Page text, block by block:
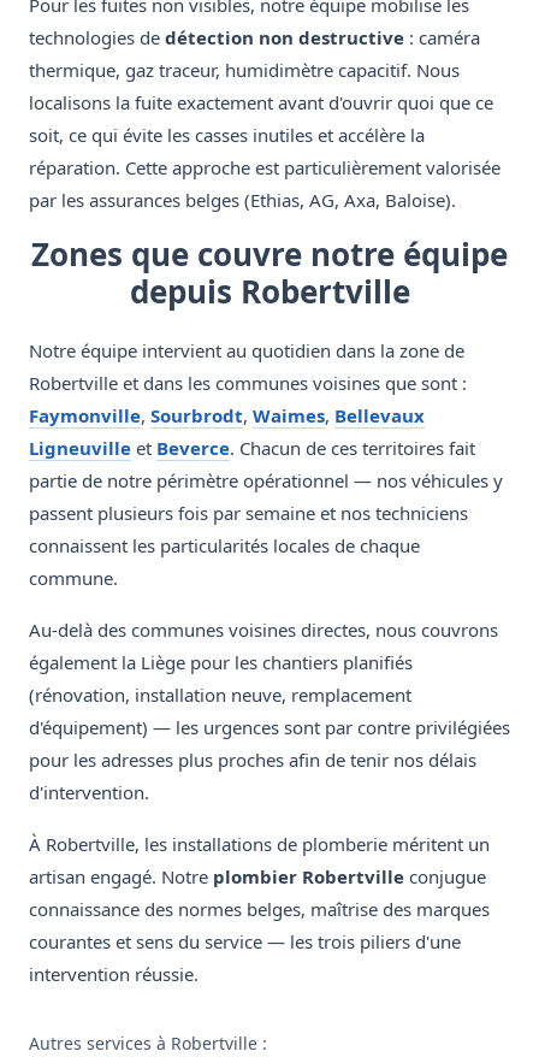
Pour les fuites non visibles, notre équipe mobilise les
technologies de détection non destructive : caméra
thermique, gaz traceur, humidimètre capacitif. Nous
localisons la fuite exactement avant d'ouvrir quoi que ce
soit, ce qui évite les casses inutiles et accélère la
réparation. Cette approche est particulièrement valorisée
par les assurances belges (Ethias, AG, Axa, Baloise).
Zones que couvre notre équipe
depuis Robertville
Notre équipe intervient au quotidien dans la zone de
Robertville et dans les communes voisines que sont :
Faymonville, Sourbrodt, Waimes, Bellevaux
Ligneuville et Beverce. Chacun de ces territoires fait
partie de notre périmètre opérationnel — nos véhicules y
passent plusieurs fois par semaine et nos techniciens
connaissent les particularités locales de chaque
commune.
Au-delà des communes voisines directes, nous couvrons
également la Liège pour les chantiers planifiés
(rénovation, installation neuve, remplacement
d'équipement) — les urgences sont par contre privilégiées
pour les adresses plus proches afin de tenir nos délais
d'intervention.
À Robertville, les installations de plomberie méritent un
artisan engagé. Notre plombier Robertville conjugue
connaissance des normes belges, maîtrise des marques
courantes et sens du service — les trois piliers d'une
intervention réussie.
Autres services à Robertville :